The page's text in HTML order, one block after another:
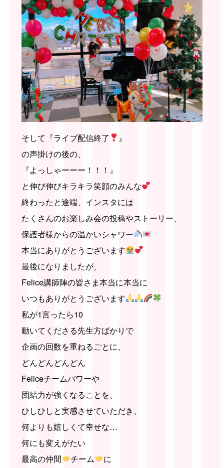
そして『ライブ配信終了
』
の声掛けの後の、
『よっしゃーーー！！！』
と伸び伸びキラキラ笑顔のみんな
終わったと途端、インスタには
たくさんのお楽しみ会の投稿やストーリー、
保護者様からの温かいシャワー
本当にありがとうございます
最後になりましたが、
Felice講師陣の皆さま本当に本当に
いつもありがとうございます
私が1言ったら10
動いてくださる先生方ばかりで
企画の回数を重ねるごとに、
どんどんどんどん
Feliceチームパワーや
団結力が強くなることを、
ひしひしと実感させていただき、
何よりも嬉しくて幸せな…
何にも変えがたい
最高の仲間
チーム
に